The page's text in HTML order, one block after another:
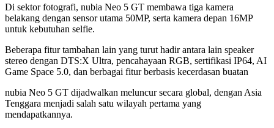
Di sektor fotografi, nubia Neo 5 GT membawa tiga kamera
belakang dengan sensor utama 50MP, serta kamera depan 16MP
untuk kebutuhan selfie.
Beberapa fitur tambahan lain yang turut hadir antara lain speaker
stereo dengan DTS:X Ultra, pencahayaan RGB, sertifikasi IP64, AI
Game Space 5.0, dan berbagai fitur berbasis kecerdasan buatan
nubia Neo 5 GT dijadwalkan meluncur secara global, dengan Asia
Tenggara menjadi salah satu wilayah pertama yang
mendapatkannya.